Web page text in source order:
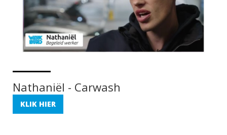
Nathaniël - Carwash
KLIK HIER